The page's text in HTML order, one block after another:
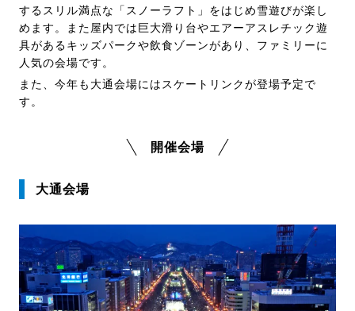
するスリル満点な「スノーラフト」をはじめ雪遊びが楽し
めます。また屋内では巨大滑り台やエアーアスレチック遊
具があるキッズパークや飲食ゾーンがあり、ファミリーに
人気の会場です。
また、今年も大通会場にはスケートリンクが登場予定で
す。
開催会場
大通会場